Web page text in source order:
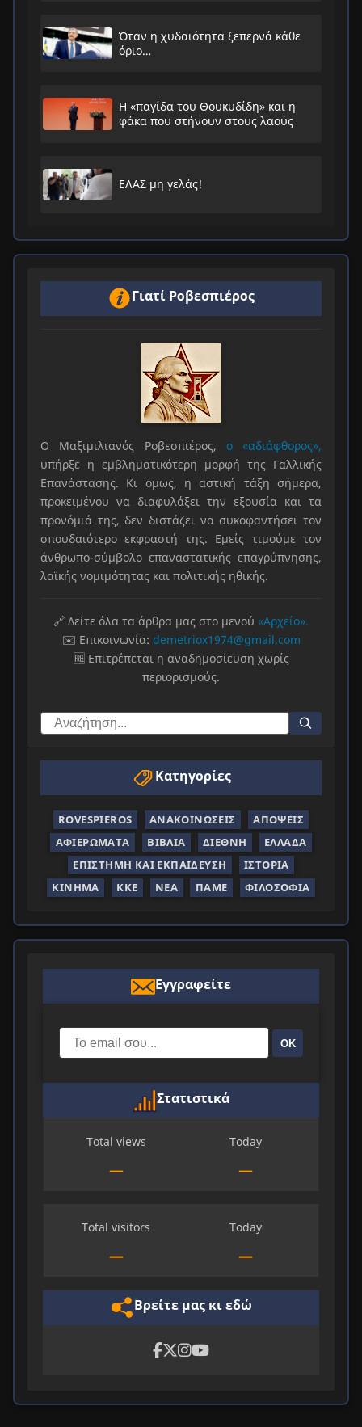
Όταν η χυδαιότητα ξεπερνά κάθε
όριο…
Η «παγίδα του Θουκυδίδη» και η
φάκα που στήνουν στους λαούς
ΕΛΑΣ μη γελάς!
Γιατί Ροβεσπιέρος
Ο Μαξιμιλιανός Ροβεσπιέρος, ο «αδιάφθορος»,
υπήρξε η εμβληματικότερη μορφή της Γαλλικής
Επανάστασης. Κι όμως, η αστική τάξη σήμερα,
προκειμένου να διαφυλάξει την εξουσία και τα
προνόμιά της, δεν διστάζει να συκοφαντήσει τον
σπουδαιότερο εκφραστή της. Εμείς τιμούμε τον
άνθρωπο-σύμβολο επαναστατικής επαγρύπνησης,
λαϊκής νομιμότητας και πολιτικής ηθικής.
🔗 Δείτε όλα τα άρθρα μας στο μενού «Αρχείο».
✉️ Επικοινωνία: demetriox1974@gmail.com
🆓 Επιτρέπεται η αναδημοσίευση χωρίς
περιορισμούς.
Κατηγορίες
ROVESPIEROS ΑΝΑΚΟΙΝΏΣΕΙΣ
ΑΠΌΨΕΙΣ
ΑΦΙΕΡΏΜΑΤΑ
ΒΙΒΛΊΑ ΔΙΕΘΝΉ
ΕΛΛΆΔΑ
ΕΠΙΣΤΉΜΗ ΚΑΙ ΕΚΠΑΊΔΕΥΣΗ
ΙΣΤΟΡΊΑ
ΚΊΝΗΜΑ
ΚΚΕ ΝΈΑ ΠΑΜΕ ΦΙΛΟΣΟΦΊΑ
Εγγραφείτε
ΟΚ
Στατιστικά
Total views
—
Today
—
Total visitors
—
Today
—
Βρείτε μας κι εδώ